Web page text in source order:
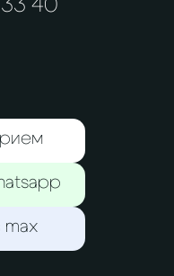
40
max